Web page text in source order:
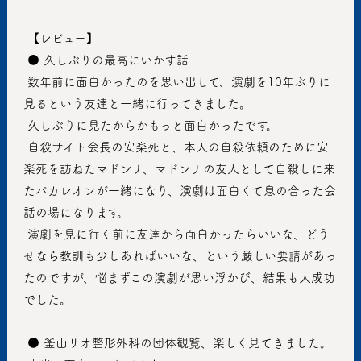
【レビュー】
● 久しぶりの最高にいかす話
見るという友達と一緒に行ってきました。
久しぶりに見たからかもっと面白かったです。
楽死を訪ねたマドンナ、マドンナの友人として自殺しに来
たバカレオンが一緒になり、演劇は面白くて息の合った会
話の場になります。
せなら教訓も少しあればいいな、という厳しい要請があっ
たのですが、悩まずこの演劇が思い浮かび、結果も大成功
でした。
● 釜山リオ整形外科の団体観覧、楽しく見てきました。